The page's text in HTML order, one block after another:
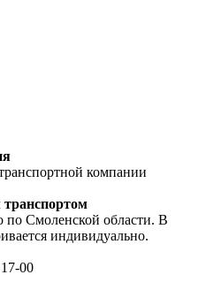
компании
транспортом
по Смоленской области. В
индивидуально.
00